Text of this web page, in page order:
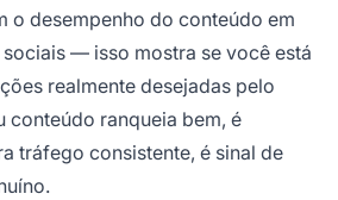
o desempenho do conteúdo em
— isso mostra se você está
realmente desejadas pelo
conteúdo ranqueia bem, é
tráfego consistente, é sinal de